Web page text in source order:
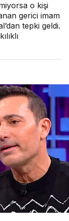
o kişi
gerici imam
tepki geldi.